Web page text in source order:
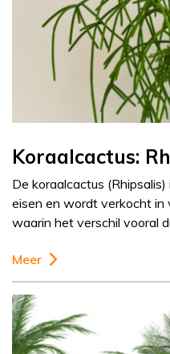
Koraalcactus:
De koraalcactus
eisen en wordt verkocht in
waarin het verschil vooral
Meer